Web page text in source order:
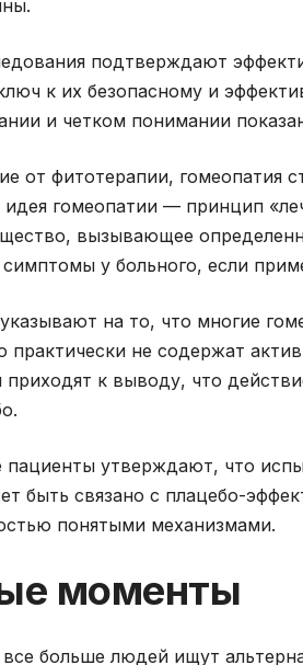
подтверждают
к их безопасному и
и четком понимании
от фитотерапии, гомеопатия
идея гомеопатии — принцип
вызывающее
у больного, если
на то, что многие
практически не содержат
приходят к выводу, что
утверждают, что
быть связано с плацебо-
понятыми механизмами.
моменты
больше людей ищут